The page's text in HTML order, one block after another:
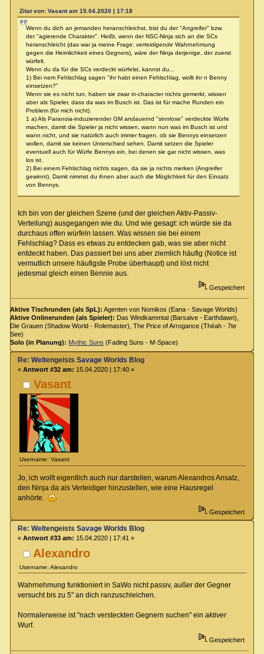
Zitat von: Vasant am 15.04.2020 | 17:18
Wenn du dich an jemanden heranschleichst, bist du der "Angreifer" bzw.
der "agierende Charakter". Heißt, wenn der NSC-Ninja sich an die SCs
heranschleicht (das war ja meine Frage: verteidigendeWahrnehmung
gegen die Heimlichkeit eines Gegners), wäre der Ninja derjenige, der zuerst
würfelt.
Wenn du da für die SCs verdeckt würfelst, kannst du...
1) Bei nem Fehlschlag sagen "ihr habt einen Fehlschlag, wollt ihr n Benny
einsetzen?"
Wenn sie es nicht tun, haben sie zwar in-character nichts gemerkt, wissen
aber als Spieler, dass da was im Busch ist. Das ist für mache Runden ein
Problem (für mich nicht).
1 a) Als Paranoia-induzierender GM andauernd "sinnlose" verdeckte Würfe
machen, damit die Spieler ja nicht wissen, wann nun was im Busch ist und
wann nicht, und sie natürlich auch immer fragen, ob sie Bennys einsetzen
wollen, damit sie keinen Unterschied sehen. Damit setzen die Spieler
eventuell auch für Würfe Bennys ein, bei denen sie gar nicht wissen, was
los ist.
2) Bei einem Fehlschlag nichts sagen, da sie ja nichts merken (Angreifer
gewinnt). Damit nimmst du ihnen aber auch die Möglichkeit für den Einsatz
von Bennys.
Ich bin von der gleichen Szene (und der gleichen Aktiv-Passiv-
Verteilung) ausgegangen wie du. Und wie gesagt: ich würde sie da
durchaus offen würfeln lassen. Was wissen sie bei einem
Fehlschlag? Dass es etwas zu entdecken gab, was sie aber nicht
entdeckt haben. Das passiert bei uns aber ziemlich häufig (Notice ist
vermutlich unsere häufigste Probe überhaupt) und löst nicht
jedesmal gleich einen Bennie aus.
Gespeichert
Aktive Tischrunden (als SpL): Agenten von Nomikos (Eana - Savage Worlds)
Aktive Onlinerunden (als Spieler): Das Windkammtal (Barsaive - Earthdawn),
Die Grauen (Shadow World - Rolemaster), The Price of Arrogance (Théah - 7te
See)
Solo (in Planung): Mythic Suns (Fading Suns - M-Space)
Vasant
Username: Vasant
Re: Weltengeists Savage Worlds Blog
« Antwort #32 am: 15.04.2020 | 17:40 »
Jo, ich wollt eigentlich auch nur darstellen, warum Alexandros Ansatz,
den Ninja da als Verteidiger hinzustellen, wie eine Hausregel
anhörte.
Gespeichert
Alexandro
Username: Alexandro
Re: Weltengeists Savage Worlds Blog
« Antwort #33 am: 15.04.2020 | 17:41 »
Wahrnehmung funktioniert in SaWo nicht passiv, außer der Gegner
versucht bis zu 5" an dich ranzuschleichen.
Normalerweise ist "nach versteckten Gegnern suchen" ein aktiver
Wurf.
Gespeichert